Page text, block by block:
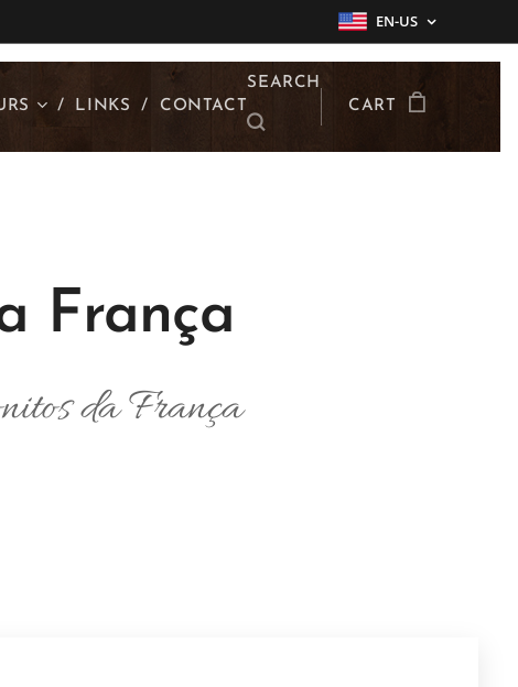
EN-US
LINKS CONTACT
SEARCH
CART
França
da França